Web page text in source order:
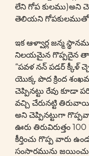
లేని గోప కులము)అని
తెలియని గోపకులముతో
ఇక ఆళ్వార్ల జన్మ
నిలయమైన గొప్పదైన
“పవళ నన్ పడర్ క్కీళ్
యొక్క పొద క్రింద
చెప్పినట్టు రేవు కూడా
వచ్చి చేరునట్టి
అని చెప్పినట్టుగా
ఊరు తిరువిరుత్తం 100
కీర్తించు గొప్ప వారు
సంసారమును